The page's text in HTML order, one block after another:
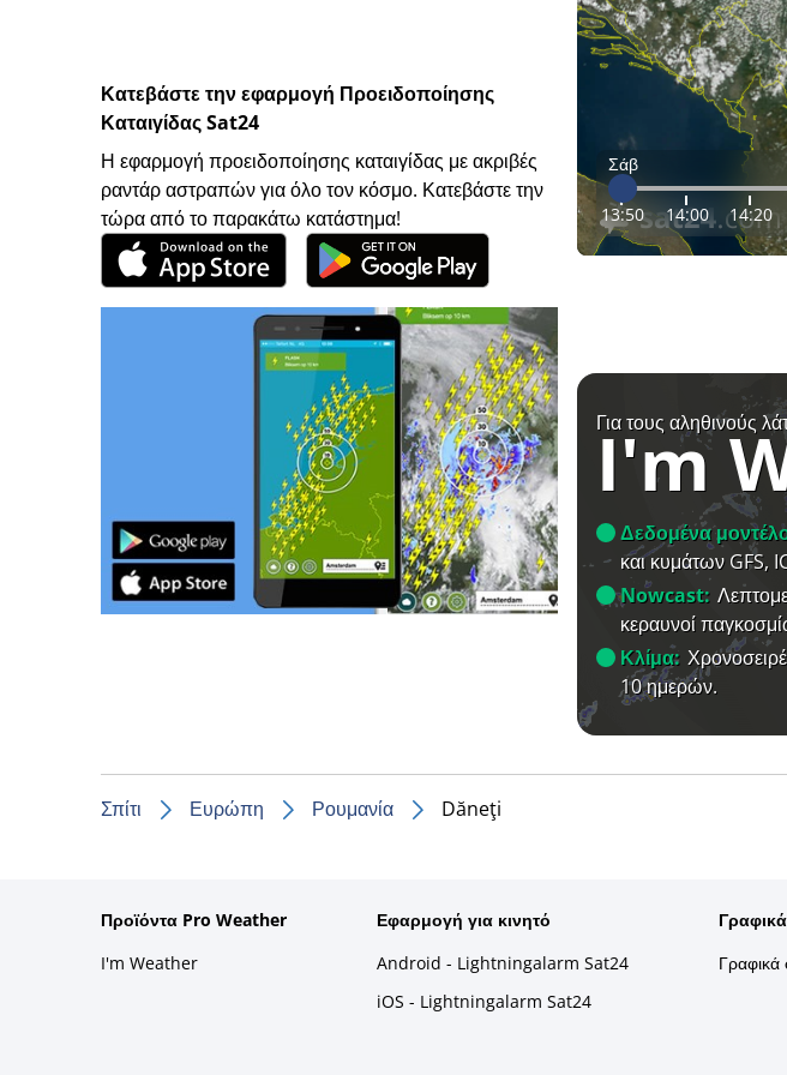
Κατεβάστε την εφαρμογή Προειδοποίησης
Καταιγίδας Sat24
Η εφαρμογή προειδοποίησης καταιγίδας με ακριβές
ραντάρ αστραπών για όλο τον κόσμο. Κατεβάστε την
τώρα από το παρακάτω κατάστημα!
Σάβ
13:50 14:00 14:20
Για τους αληθινούς
I'm
Δεδομένα
και κυμάτων GFS,
Nowcast:
κεραυνοί
Κλίμα:
10 ημερών.
Σπίτι Ευρώπη Ρουμανία Dăneţi
Προϊόντα Pro Weather
I'm Weather
Εφαρμογή για κινητό
Android - Lightningalarm Sat24
iOS - Lightningalarm Sat24
Γραφικά